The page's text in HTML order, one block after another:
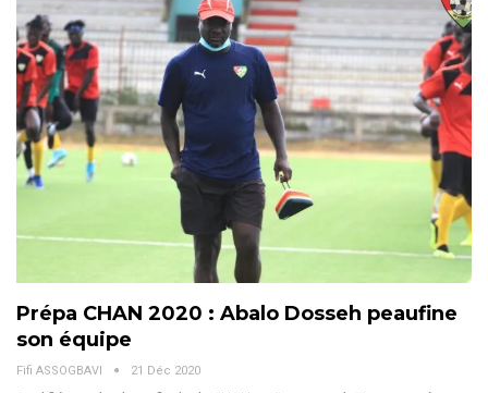
Prépa CHAN 2020 : Abalo Dosseh peaufine
son équipe
Fifi ASSOGBAVI 21 Déc 2020